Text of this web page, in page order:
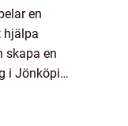
en
hjälpa
skapa en
i Jönköping